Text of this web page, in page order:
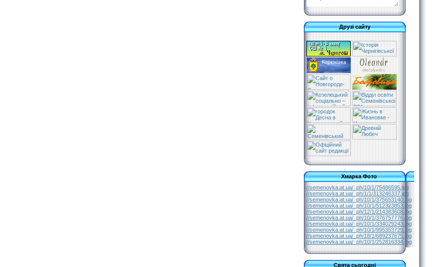
Друзі сайту
Хмарка Фото
//semenovka.at.ua/_ph/10/1/75486595.jpg
//semenovka.at.ua/_ph/1/1/313246337.jpg
//semenovka.at.ua/_ph/10/1/375653140.jpg
//semenovka.at.ua/_ph/10/1/512323853.jpg
//semenovka.at.ua/_ph/12/1/214383608.jpg
//semenovka.at.ua/_ph/10/1/376757776.jpg
//semenovka.at.ua/_ph/10/1/334029243.jpg
//semenovka.at.ua/_ph/10/1/995353729.jpg
//semenovka.at.ua/_ph/18/1/689237675.jpg
//semenovka.at.ua/_ph/10/1/252816334.jpg
Свята сьогодні